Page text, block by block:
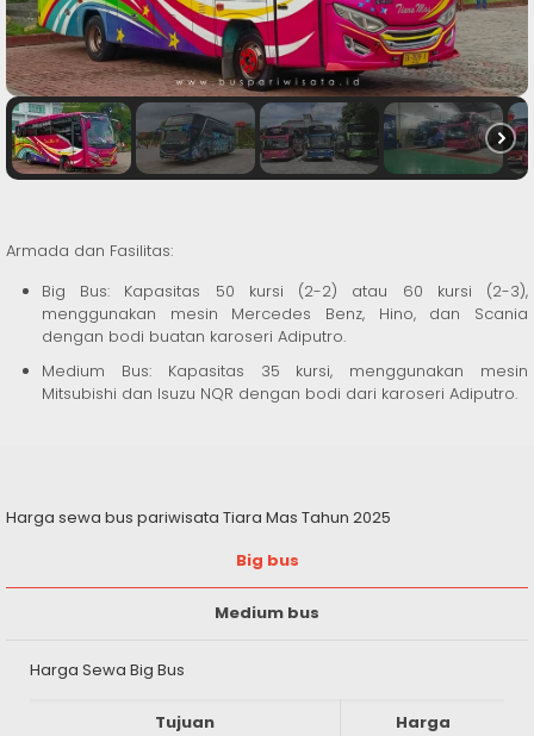
Armada dan Fasilitas:
Big Bus: Kapasitas 50 kursi (2-2) atau 60 kursi (2-3),
menggunakan mesin Mercedes Benz, Hino, dan Scania
dengan bodi buatan karoseri Adiputro.
Medium Bus: Kapasitas 35 kursi, menggunakan mesin
Mitsubishi dan Isuzu NQR dengan bodi dari karoseri Adiputro.
Harga sewa bus pariwisata Tiara Mas Tahun 2025
Big bus
Medium bus
Harga Sewa Big Bus
Tujuan Harga